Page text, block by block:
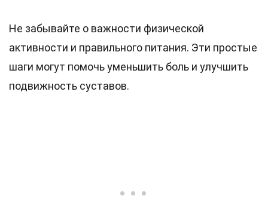
Не забывайте о важности физической
активности и правильного питания. Эти простые
шаги могут помочь уменьшить боль и улучшить
подвижность суставов.